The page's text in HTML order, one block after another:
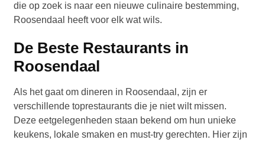
die op zoek is naar een nieuwe culinaire bestemming,
Roosendaal heeft voor elk wat wils.
De Beste Restaurants in
Roosendaal
Als het gaat om dineren in Roosendaal, zijn er
verschillende toprestaurants die je niet wilt missen.
Deze eetgelegenheden staan bekend om hun unieke
keukens, lokale smaken en must-try gerechten. Hier zijn